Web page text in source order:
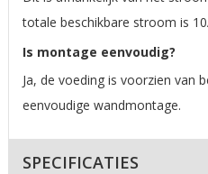
totale beschikbare stroom is
Is montage eenvoudig?
Ja, de voeding is voorzien van
eenvoudige wandmontage.
SPECIFICATIES